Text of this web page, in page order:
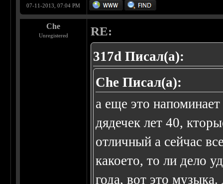
07-11-2013, 07:04 PM
Che
Unregistered RE:
317d Писал(а):
Che Писал(а):
а еще это
дядечек лет 40,
отличный а сейчас
какоето, то ли дело
года, вот это музыка.